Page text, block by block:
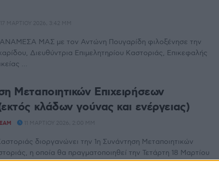
17 ΜΑΡΤΊΟΥ 2026, 3:42 ΜΜ
ΜΑΣ με τον Αντώνη Πουγαρίδη φιλοξένησε την
Διευθύντρια Επιμελητηρίου Καστοριάς, Επικεφαλής
...
Μεταποιητικών Επιχειρήσεων
κλάδων γούνας και ενέργειας)
11 ΜΑΡΤΊΟΥ 2026, 2:00 ΜΜ
διοργανώνει την 1η Συνάντηση Μεταποιητικών
η οποία θα πραγματοποιηθεί την Τετάρτη 18 Μαρτίου